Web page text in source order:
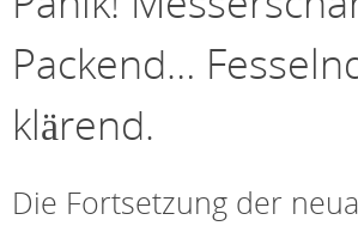
Packend…
klärend.
Die Fortsetzung der